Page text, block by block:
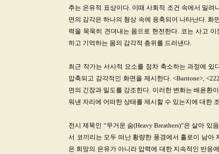
추는 은유적 표상이다. 이때 사회적 조건 속에서 밀
면의 감각은 하나의 형상 속에 응축되어 나타난다. 화
력을 묵묵히 견뎌내는 몸으로 현전한다. 코는 사고
하고 기억하는 몸의 감각적 층위를 드러낸다.
최근 작가는 서사적 요소를 점차 축소하는 과정에
압축되고 감각적인 화면을 제시한다. <Baritone>,
면의 긴장과 밀도를 강조한다. 이러한 변화는 배윤환
워낸 자리에 어떠한 상태를 제시할 수 있는지에 대한
전시 제목인 “무거운 숨(Heavy Breathers)”은 살아
서 코끼리는 모두 떠난 황량한 풍경에서 홀로이 남아
은 희망의 은유가 아니라 압력에 대한 지속적인 반응